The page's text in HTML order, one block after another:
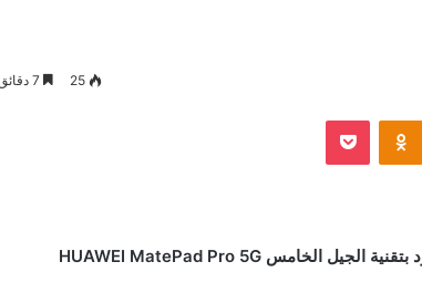
25
Odnoklassniki
‫Pocket
بتقنية الجيل الخامس HUAWEI MatePad Pro 5G